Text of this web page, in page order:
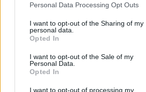
Personal Data Processing Opt Outs
I want to opt-out of the Sharing of my
personal data.
Opted In
I want to opt-out of the Sale of my
Personal Data.
Opted In
I want to opt-out of processing my
Wielki znak zapytania
Marka Polska to Teraz Polska!
Dorosłe życie dla wykluczonych